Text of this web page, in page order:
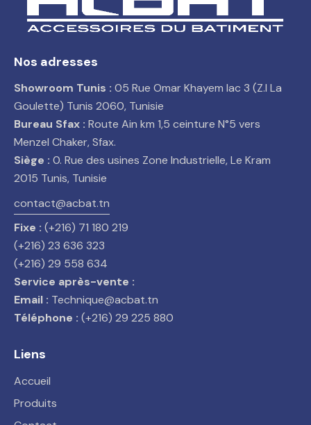
Nos adresses
Showroom Tunis : 05 Rue Omar Khayem lac 3 (Z.I La
Goulette) Tunis 2060, Tunisie
Bureau Sfax : Route Ain km 1,5 ceinture N°5 vers
Menzel Chaker, Sfax.
Siège : 0. Rue des usines Zone Industrielle, Le Kram
2015 Tunis, Tunisie
contact@acbat.tn
Fixe : (+216) 71 180 219
(+216) 23 636 323
(+216) 29 558 634
Service après-vente :
Email : Technique@acbat.tn
Téléphone : (+216) 29 225 880
Liens
Accueil
Produits